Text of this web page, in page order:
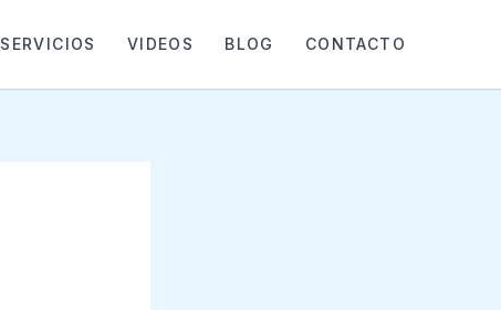
SERVICIOS VIDEOS BLOG CONTACTO